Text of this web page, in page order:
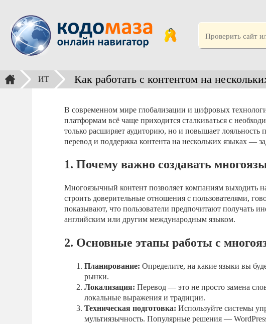
ИТ Как работать с контентом на
В современном мире глобализации и цифровых
платформам всё чаще приходится сталкиваться с
только расширяет аудиторию, но и повышает лояльность
перевод и поддержка контента на нескольких языках —
1. Почему важно создавать
Многоязычный контент позволяет компаниям выходить
строить доверительные отношения с пользователями,
показывают, что пользователи предпочитают получать
английским или другим международным языком.
2. Основные этапы работы с
Планирование: Определите, на какие языки вы
рынки.
Локализация: Перевод — это не просто замена
локальные выражения и традиции.
Техническая подготовка: Используйте системы
мультиязычность. Популярные решения —